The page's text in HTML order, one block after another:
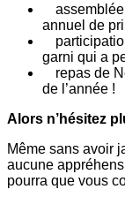
annuel de
garni qui a
repas de
de l’année !
Alors n’hésitez
Même sans avoir
aucune
pourra que vous